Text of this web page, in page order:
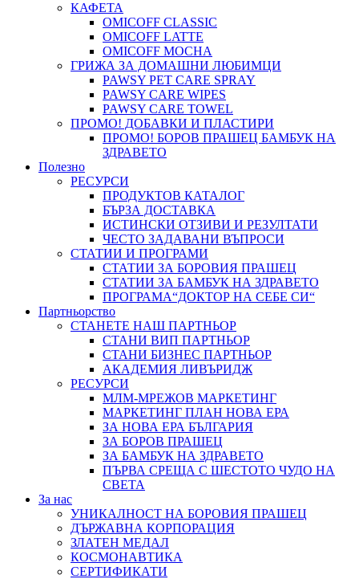
КАФЕТА
OMICOFF CLASSIC
OMICOFF LATTE
OMICOFF MOCHA
ГРИЖА ЗА ДОМАШНИ ЛЮБИМЦИ
PAWSY PET CARE SPRAY
PAWSY CARE WIPES
PAWSY CARE TOWEL
ПРОМО! ДОБАВКИ И ПЛАСТИРИ
ПРОМО! БОРОВ ПРАШЕЦ БАМБУК НА
ЗДРАВЕТО
Полезно
РЕСУРСИ
ПРОДУКТОВ КАТАЛОГ
БЪРЗА ДОСТАВКА
ИСТИНСКИ ОТЗИВИ И РЕЗУЛТАТИ
ЧЕСТО ЗАДАВАНИ ВЪПРОСИ
СТАТИИ И ПРОГРАМИ
СТАТИИ ЗА БОРОВИЯ ПРАШЕЦ
СТАТИИ ЗА БАМБУК НА ЗДРАВЕТО
ПРОГРАМА“ДОКТОР НА СЕБЕ СИ“
Партньорство
СТАНЕТЕ НАШ ПАРТНЬОР
СТАНИ ВИП ПАРТНЬОР
СТАНИ БИЗНЕС ПАРТНЬОР
АКАДЕМИЯ ЛИВЪРИДЖ
РЕСУРСИ
МЛМ-МРЕЖОВ МАРКЕТИНГ
МАРКЕТИНГ ПЛАН НОВА ЕРА
ЗА НОВА ЕРА БЪЛГАРИЯ
ЗА БОРОВ ПРАШЕЦ
ЗА БАМБУК НА ЗДРАВЕТО
ПЪРВА СРЕЩА С ШЕСТОТО ЧУДО НА
СВЕТА
За нас
УНИКАЛНОСТ НА БОРОВИЯ ПРАШЕЦ
ДЪРЖАВНА КОРПОРАЦИЯ
ЗЛАТЕН МЕДАЛ
КОСМОНАВТИКА
СЕРТИФИКАТИ